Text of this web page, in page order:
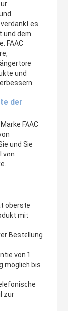
es
und dem
FAAC
und
der
FAAC
und Sie
von
oberste
mit
Bestellung
von 1
möglich bis
zur